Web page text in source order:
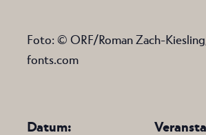
Foto: © ORF/Roman Zach-
fonts.com
Datum: